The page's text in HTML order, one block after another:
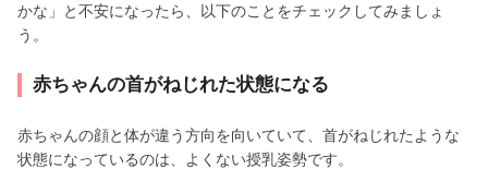
かな」と不安になったら、以下のことをチェックしてみましょ
う。
赤ちゃんの首がねじれた状態になる
赤ちゃんの顔と体が違う方向を向いていて、首がねじれたような
状態になっているのは、よくない授乳姿勢です。